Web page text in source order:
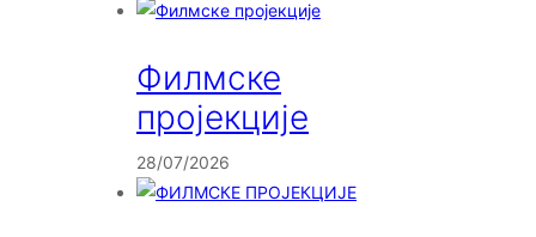
Филмске
пројекције
28/07/2026